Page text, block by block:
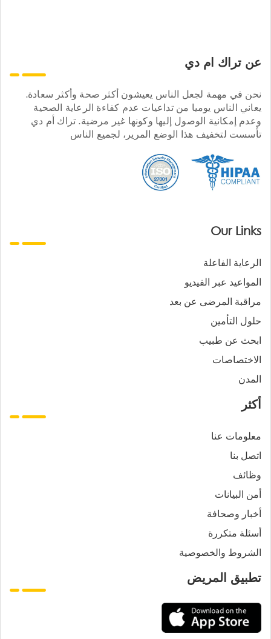
عن تراك ام دي
نحن في مهمة لجعل الناس يعيشون أكثر صحة وأكثر سعادة.
يعاني الناس يوميا من تداعيات عدم كفاءة الرعاية الصحية
وعدم إمكانية الوصول إليها وكونها غير مرضية. تراك أم دي
تأسست لتخفيف هذا الوضع المرير، لجميع الناس
Our Links
الرعاية الفاعلة
المواعيد عبر الفيديو
مراقبة المرضى عن بعد
حلول التأمين
ابحث عن طبيب
الاختصاصات
المدن
أكثر
معلومات عنا
اتصل بنا
وظائف
أمن البيانات
أخبار وصحافة
أسئلة متكررة
الشروط والخصوصية
تطبيق المريض